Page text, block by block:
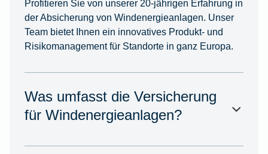
Profitieren Sie von unserer 20-jährigen Erfahrung in
der Absicherung von Windenergieanlagen. Unser
Team bietet Ihnen ein innovatives Produkt- und
Risikomanagement für Standorte in ganz Europa.
Was umfasst die Versicherung
für Windenergieanlagen?